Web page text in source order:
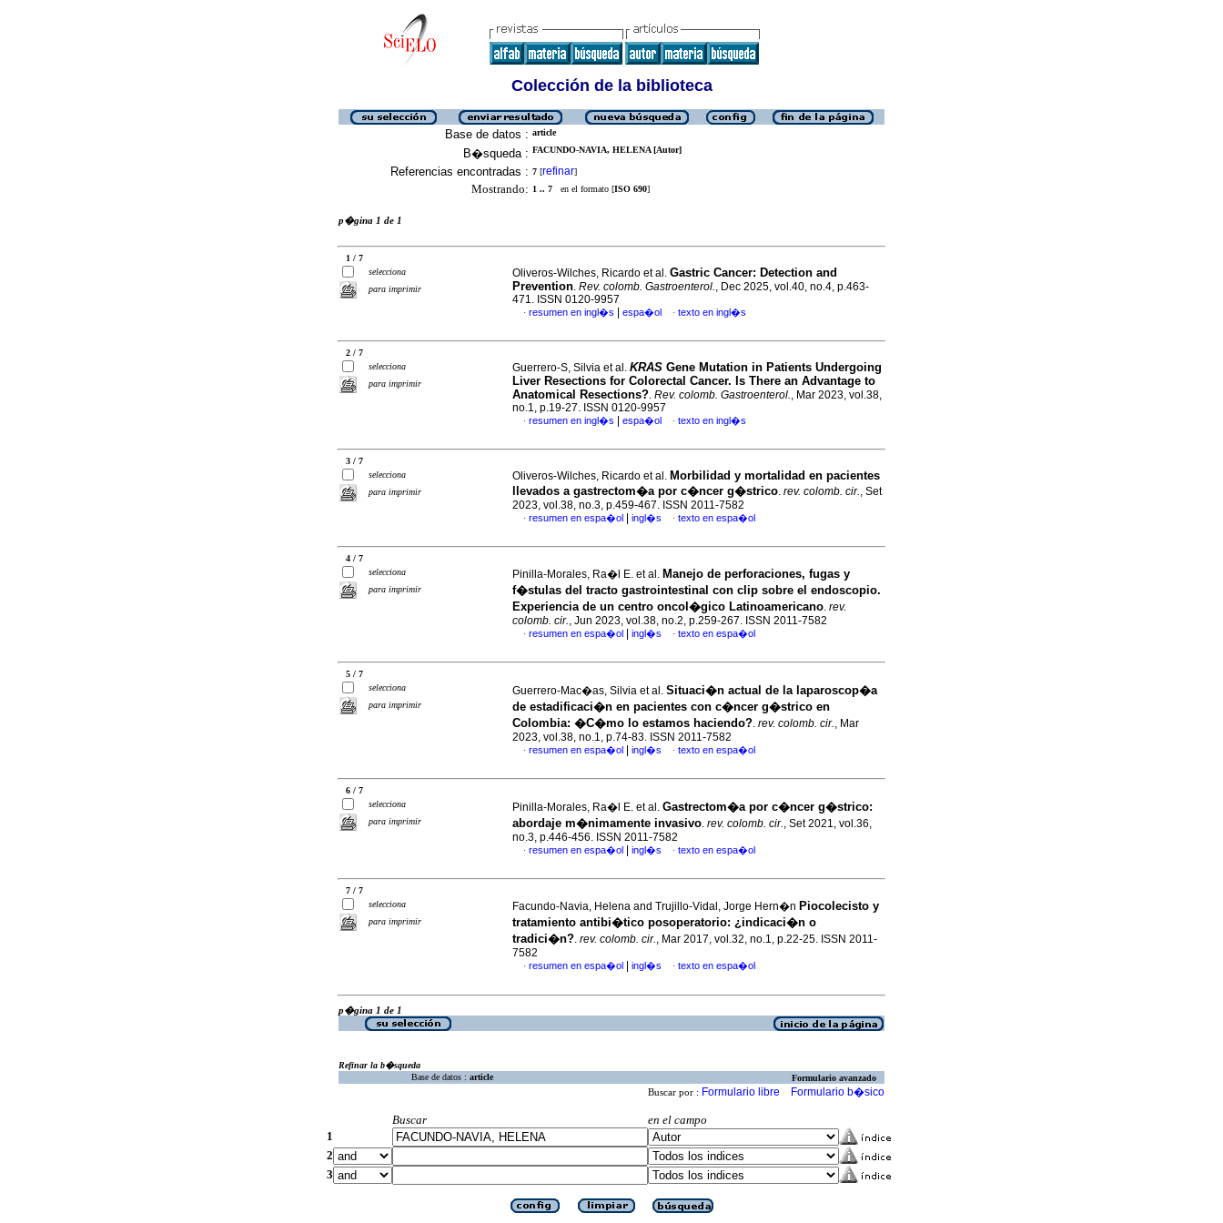
Colección de la biblioteca
Base de datos : article
B�squeda : FACUNDO-NAVIA, HELENA [Autor]
Referencias encontradas : 7 [refinar]
Mostrando: 1 .. 7 en el formato [ISO 690]
p�gina 1 de 1
1 / 7
selecciona
para imprimir
Oliveros-Wilches, Ricardo et al. Gastric Cancer: Detection and
Prevention. Rev. colomb. Gastroenterol., Dec 2025, vol.40, no.4, p.463-
471. ISSN 0120-9957
· resumen en ingl�s espa�ol · texto en ingl�s
2 / 7
selecciona
para imprimir
Guerrero-S, Silvia et al. KRAS Gene Mutation in Patients Undergoing
Liver Resections for Colorectal Cancer. Is There an Advantage to
Anatomical Resections?. Rev. colomb. Gastroenterol., Mar 2023, vol.38,
no.1, p.19-27. ISSN 0120-9957
· resumen en ingl�s espa�ol · texto en ingl�s
3 / 7
selecciona
para imprimir
Oliveros-Wilches, Ricardo et al. Morbilidad y mortalidad en pacientes
llevados a gastrectom�a por c�ncer g�strico. rev. colomb. cir., Set
2023, vol.38, no.3, p.459-467. ISSN 2011-7582
· resumen en espa�ol ingl�s · texto en espa�ol
4 / 7
selecciona
para imprimir
Pinilla-Morales, Ra�l E. et al. Manejo de perforaciones, fugas y
f�stulas del tracto gastrointestinal con clip sobre el endoscopio.
Experiencia de un centro oncol�gico Latinoamericano. rev.
colomb. cir., Jun 2023, vol.38, no.2, p.259-267. ISSN 2011-7582
· resumen en espa�ol ingl�s · texto en espa�ol
5 / 7
selecciona
para imprimir
Guerrero-Mac�as, Silvia et al. Situaci�n actual de la laparoscop�a
de estadificaci�n en pacientes con c�ncer g�strico en
Colombia: �C�mo lo estamos haciendo?. rev. colomb. cir., Mar
2023, vol.38, no.1, p.74-83. ISSN 2011-7582
· resumen en espa�ol ingl�s · texto en espa�ol
6 / 7
selecciona
para imprimir
Pinilla-Morales, Ra�l E. et al. Gastrectom�a por c�ncer g�strico:
abordaje m�nimamente invasivo. rev. colomb. cir., Set 2021, vol.36,
no.3, p.446-456. ISSN 2011-7582
· resumen en espa�ol ingl�s · texto en espa�ol
7 / 7
selecciona
para imprimir
Facundo-Navia, Helena and Trujillo-Vidal, Jorge Hern�n Piocolecisto y
tratamiento antibi�tico posoperatorio: ¿indicaci�n o
tradici�n?. rev. colomb. cir., Mar 2017, vol.32, no.1, p.22-25. ISSN 2011-
7582
· resumen en espa�ol ingl�s · texto en espa�ol
p�gina 1 de 1
Refinar la b�squeda
Base de datos : article Formulario avanzado
Buscar por : Formulario libre Formulario b�sico
Buscar
en el campo
1
2
3